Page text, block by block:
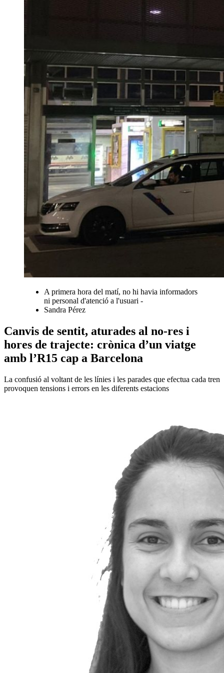
A primera hora del matí, no hi havia informadors
ni personal d'atenció a l'usuari -
Sandra Pérez
Canvis de sentit, aturades al no-res i
hores de trajecte: crònica d’un viatge
amb l’R15 cap a Barcelona
La confusió al voltant de les línies i les parades que efectua cada tren
provoquen tensions i errors en les diferents estacions